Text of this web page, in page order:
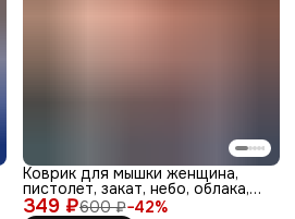
349 ₽600 ₽−42%
Коврик для мышки женщина,
пистолет, закат, небо, облака,
взг